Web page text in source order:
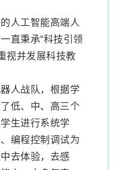
人工智能高端人
直秉承“科技引领
视并发展科技教
人战队，根据学
低、中、高三个
生进行系统学
编程控制调试为
去体验，去感